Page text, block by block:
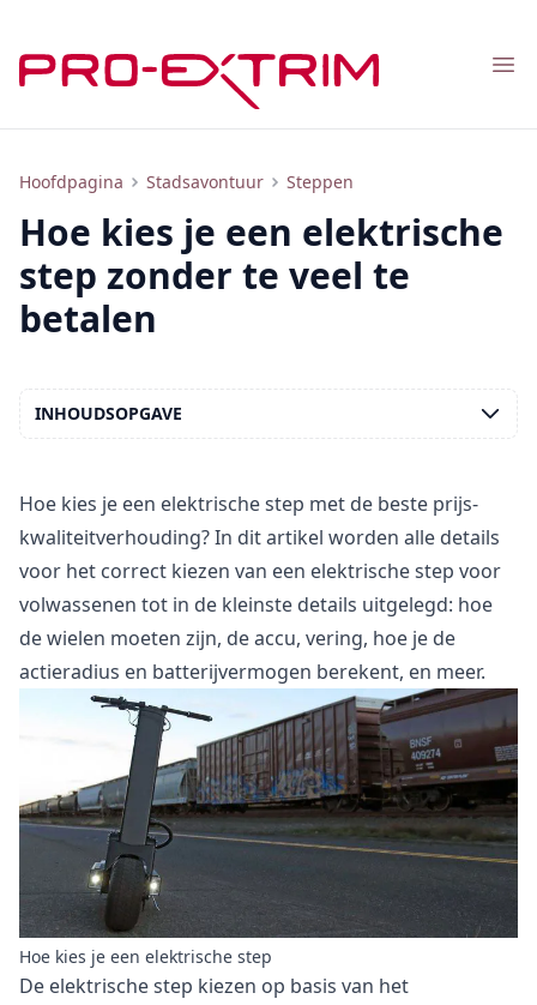
Hoofdpagina Stadsavontuur Steppen
Hoe kies je een elektrische step zonder te veel te betalen
Hoe kies je een elektrische
step zonder te veel te
betalen
Hoe kies je een elektrische step met de beste prijs-
kwaliteitverhouding? In dit artikel worden alle details
voor het correct kiezen van een elektrische step voor
volwassenen tot in de kleinste details uitgelegd: hoe
de wielen moeten zijn, de accu, vering, hoe je de
actieradius en batterijvermogen berekent, en meer.
Hoe kies je een elektrische step
De elektrische step kiezen op basis van het
INHOUDSOPGAVE